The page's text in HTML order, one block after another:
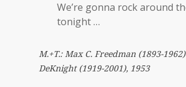
We’re gonna rock around
tonight …
M.+T.: Max C. Freedman (1893-
DeKnight (1919-2001), 1953